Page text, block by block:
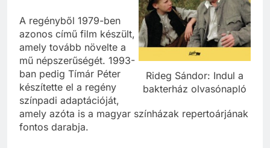
Rideg Sándor: Indul a
bakterház olvasónapló
A regényből 1979-ben
azonos című film készült,
amely tovább növelte a
mű népszerűségét. 1993-
ban pedig Tímár Péter
készítette el a regény
színpadi adaptációját,
amely azóta is a magyar színházak repertoárjának
fontos darabja.